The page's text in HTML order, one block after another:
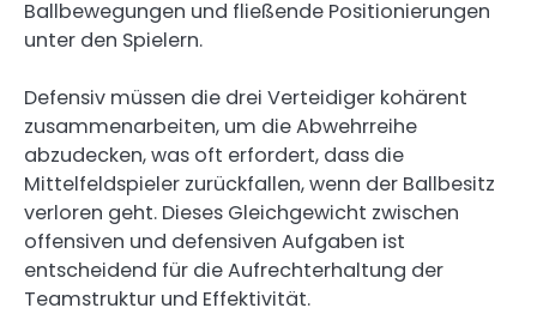
Ballbewegungen und fließende Positionierungen
unter den Spielern.
Defensiv müssen die drei Verteidiger kohärent
zusammenarbeiten, um die Abwehrreihe
abzudecken, was oft erfordert, dass die
Mittelfeldspieler zurückfallen, wenn der Ballbesitz
verloren geht. Dieses Gleichgewicht zwischen
offensiven und defensiven Aufgaben ist
entscheidend für die Aufrechterhaltung der
Teamstruktur und Effektivität.